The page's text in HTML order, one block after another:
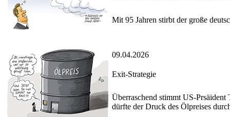
Mit 95 Jahren stirbt der große
09.04.2026
Exit-Strategie
Überraschend stimmt US-
dürfte der Druck des Ölpreises